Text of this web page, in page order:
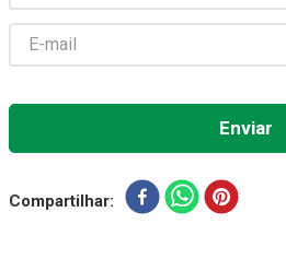
Compartilhar
8º Gaze Esteril
9º